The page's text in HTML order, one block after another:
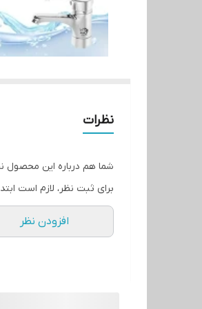
نظرات
شما هم درباره این محصول
برای ثبت نظر، لازم است
افزودن نظر